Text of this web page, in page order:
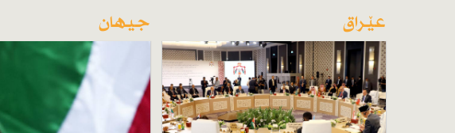
عێراق جیهان